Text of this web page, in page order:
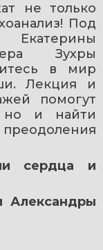
не только
Под
Екатерины
Зухры
в мир
Лекция и
помогут
но и найти
сердца и